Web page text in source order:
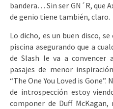
bandera… Sin ser GN´R, que
de genio tiene también, claro.
Lo dicho, es un buen disco,
piscina asegurando que a
de Slash le va a
pasajes de menor
“The One You Loved is Gone”.
de introspección estoy
componer de Duff McKagan,